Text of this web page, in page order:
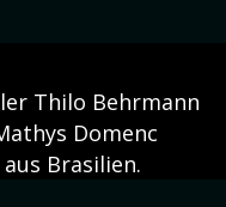
Thilo Behrmann
Domenc
Brasilien.